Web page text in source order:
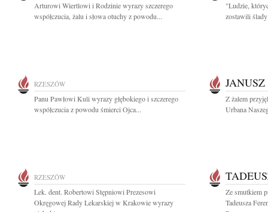
Arturowi Wiertlowi i Rodzinie wyrazy szczerego
współczucia, żalu i słowa otuchy z powodu...
"Ludzie,
zostawili
RZESZÓW
Panu Pawłowi Kuli wyrazy głębokiego i szczerego
współczucia z powodu śmierci Ojca...
Z żalem
Urbana
RZESZÓW
Lek. dent. Robertowi Stępniowi Prezesowi
Okręgowej Rady Lekarskiej w Krakowie wyrazy
Ze smutkiem
Tadeusza